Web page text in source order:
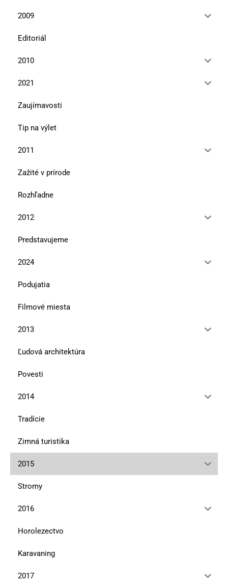
2009
Editoriál
2010
2021
Zaujímavosti
Tip na výlet
2011
Zažité v prírode
Rozhľadne
2012
Predstavujeme
2024
Podujatia
Filmové miesta
2013
Ľudová architektúra
Povesti
2014
Tradície
Zimná turistika
2015
Stromy
2016
Horolezectvo
Karavaning
2017